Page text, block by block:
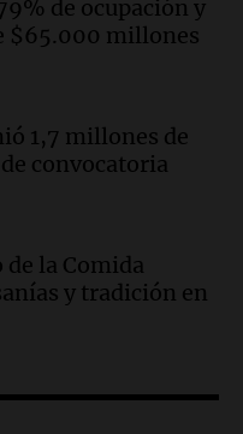
que El Niño
próximo año
de ocupación y
$65.000 millones
1,7 millones de
convocatoria
de la Comida
y tradición en